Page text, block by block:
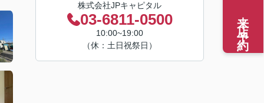
株式会社JPキャピタル
03-6811-0500
10:00~19:00
（休：土日祝祭日）
来店予約